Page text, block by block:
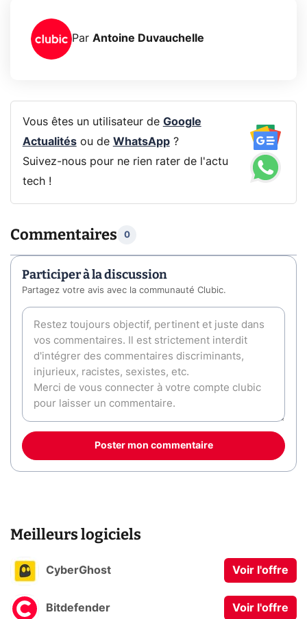
Par Antoine Duvauchelle
Vous êtes un utilisateur de Google
Actualitésou de WhatsApp?
Suivez-nous pour ne rien rater de l'actu
tech !
Commentaires 0
Participer à la discussion
Partagez votre avis avec la communauté Clubic.
Poster mon commentaire
Meilleurs logiciels
CyberGhost Voir l'offre
Bitdefender Voir l'offre